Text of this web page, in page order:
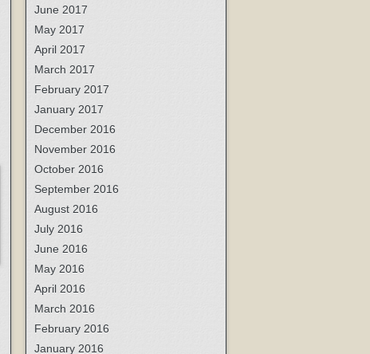
June 2017
May 2017
April 2017
March 2017
February 2017
January 2017
December 2016
November 2016
October 2016
September 2016
August 2016
July 2016
June 2016
May 2016
April 2016
March 2016
February 2016
January 2016